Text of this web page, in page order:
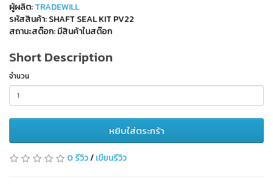
ผู้ผลิต:TRADEWILL
รหัสสินค้า: SHAFT SEAL KIT PV22
สถานะสต๊อก: มีสินค้าในสต๊อก
Short Description
จำนวน
หยิบใส่ตระกร้า
0 รีวิว/เขียนรีวิว